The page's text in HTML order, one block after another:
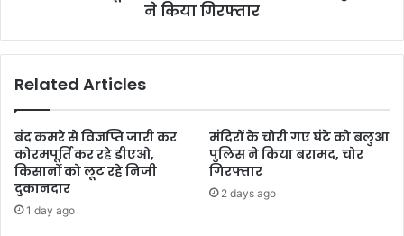
ने किया गिरफ्तार
Related Articles
बंद कमरे से विज्ञप्ति जारी कर
कोरमपूर्ति कर रहे डीएओ,
किसानों को लूट रहे निजी
दुकानदार
1 day ago
मंदिरों के चोरी गए घंटे को बलुआ
पुलिस ने किया बरामद, चोर
गिरफ्तार
2 days ago